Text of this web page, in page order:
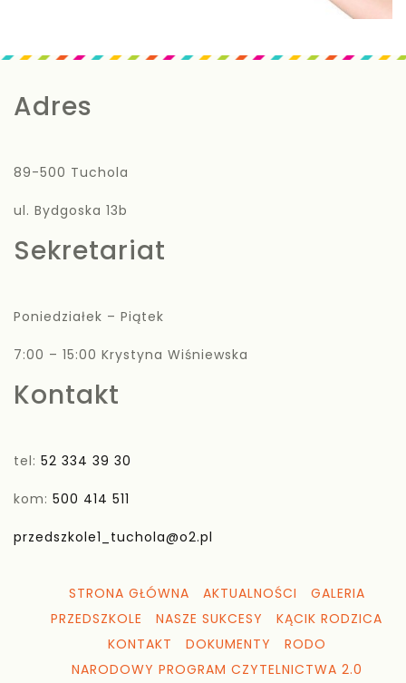
Adres
89-500 Tuchola
ul. Bydgoska 13b
Sekretariat
Poniedziałek – Piątek
7:00 – 15:00 Krystyna Wiśniewska
Kontakt
tel: 52 334 39 30
kom: 500 414 511
przedszkole1_tuchola@o2.pl
STRONA GŁÓWNA AKTUALNOŚCI
GALERIA
PRZEDSZKOLE
NASZE SUKCESY
KĄCIK RODZICA
KONTAKT
DOKUMENTY
RODO
NARODOWY PROGRAM CZYTELNICTWA 2.0